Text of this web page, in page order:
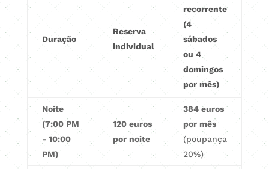
Duração
Reserva
individual
recorrente
(4
sábados
ou 4
domingos
por mês)
Noite
(7:00 PM
- 10:00
PM)
120 euros
por noite
384 euros
por mês
(poupança
20%)